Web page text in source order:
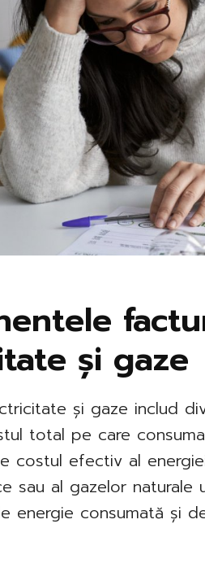
și gaze
și gaze includ
total pe care
costul efectiv al
sau al gazelor naturale
energie consumată și